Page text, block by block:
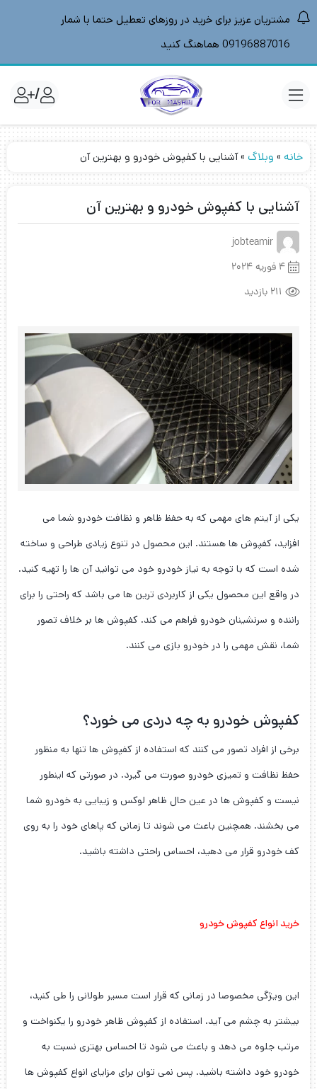
مشتریان عزیز برای خرید در روزهای تعطیل حتما با شمار
09196887016 هماهنگ کنید
/
خانه » وبلاگ »آشنایی با کفپوش خودرو و بهترین آن
آشنایی با کفپوش خودرو و بهترین آن
jobteamir
4 فوریه 2024
یکی از آیتم های مهمی که به حفظ ظاهر و نظافت خودرو شما می
افزاید، کفپوش ها هستند. این محصول در تنوع زیادی طراحی و ساخته
شده است که با توجه به نیاز خودرو خود می توانید آن ها را تهیه کنید.
در واقع این محصول یکی از کاربردی ترین ها می باشد که راحتی را برای
راننده و سرنشینان خودرو فراهم می کند. کفپوش ها بر خلاف تصور
شما، نقش مهمی را در خودرو بازی می کنند.
کفپوش خودرو به چه دردی می خورد؟
برخی از افراد تصور می کنند که استفاده از کفپوش ها تنها به منظور
حفظ نظافت و تمیزی خودرو صورت می گیرد. در صورتی که اینطور
نیست و کفپوش ها در عین حال ظاهر لوکس و زیبایی به خودرو شما
می بخشند. همچنین باعث می شوند تا زمانی که پاهای خود را به روی
کف خودرو قرار می دهید، احساس راحتی داشته باشید.
خرید انواع کفپوش خودرو
این ویژگی مخصوصا در زمانی که قرار است مسیر طولانی را طی کنید،
بیشتر به چشم می آید. استفاده از کفپوش ظاهر خودرو را یکنواخت و
مرتب جلوه می دهد و باعث می شود تا احساس بهتری نسبت به
خودرو خود داشته باشید. پس نمی توان برای مزایای انواع کفپوش ها